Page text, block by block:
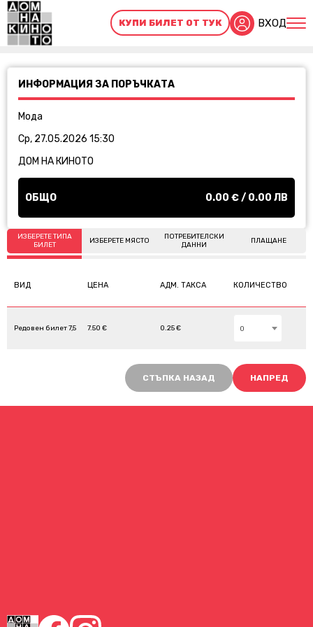
КУПИ БИЛЕТ ОТ ТУК ВХОД
ИНФОРМАЦИЯ ЗА ПОРЪЧКАТА
Мода
Ср, 27.05.2026 15:30
ДОМ НА КИНОТО
ОБЩО 0.00 € / 0.00 ЛВ
ИЗБЕРЕТЕ ТИПА
БИЛЕТ
ИЗБЕРЕТЕ МЯСТО
ПОТРЕБИТЕЛСКИ
ДАННИ
ПЛАЩАНЕ
ВИД ЦЕНА АДМ. ТАКСА КОЛИЧЕСТВО
Редовен билет 7,5 7.50 € 0.25 € 0
СТЪПКА НАЗАД НАПРЕД